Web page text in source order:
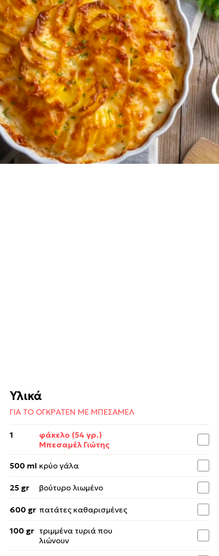
Δύσκολη 0:40
4 15 λεπτά 25 λεπτά
Υλικά
ΓΙΑ ΤΟ ΟΓΚΡΑΤΕΝ ΜΕ ΜΠΕΣΑΜΕΛ
1
φάκελο (54 γρ.)
Μπεσαμέλ Γιώτης
500 ml κρύο γάλα
25 gr βούτυρο λιωμένο
600 gr πατάτες καθαρισμένες
100 gr τριμμένα τυριά που
λιώνουν